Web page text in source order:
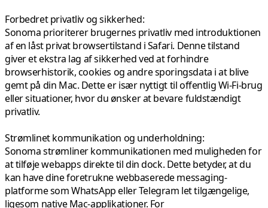
Forbedret privatliv og sikkerhed:
Sonoma prioriterer brugernes privatliv med introduktionen
af en låst privat browsertilstand i Safari. Denne tilstand
giver et ekstra lag af sikkerhed ved at forhindre
browserhistorik, cookies og andre sporingsdata i at blive
gemt på din Mac. Dette er især nyttigt til offentlig Wi-Fi-brug
eller situationer, hvor du ønsker at bevare fuldstændigt
privatliv.
Strømlinet kommunikation og underholdning:
Sonoma strømliner kommunikationen med muligheden for
at tilføje webapps direkte til din dock. Dette betyder, at du
kan have dine foretrukne webbaserede messaging-
platforme som WhatsApp eller Telegram let tilgængelige,
ligesom native Mac-applikationer. For